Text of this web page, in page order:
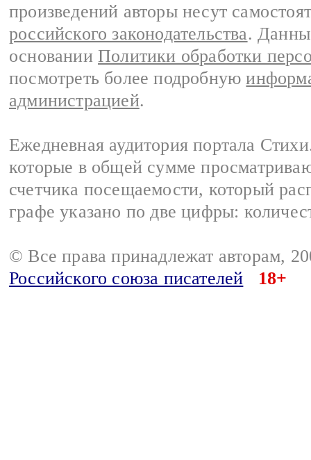
произведений авторы несут
российского законодательства.
основании Политики обработки
посмотреть более подробную
администрацией.
Ежедневная аудитория портала
которые в общей сумме
счетчика посещаемости, который
графе указано по две цифры:
© Все права принадлежат авторам,
Российского союза писателей
18+